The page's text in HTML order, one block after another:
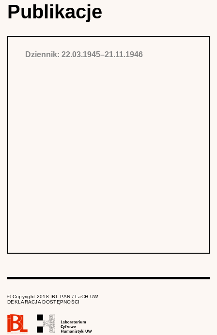
Publikacje
Dziennik: 22.03.1945–21.11.1946
© Copyright 2018 IBL PAN / LaCH UW.
DEKLARACJA DOSTĘPNOŚCI